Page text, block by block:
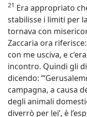
21 Era appropriato
stabilisse i limiti per
tornava con
Zaccaria ora riferisce:
con me usciva, e
incontro. Quindi gli
dicendo:
campagna, a causa
degli animali
diverrò per lei’, è